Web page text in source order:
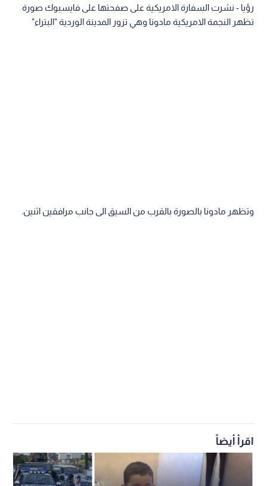
رؤيا - نشرت السفارة الامريكية على صفحتها على فايسبوك صورة
تظهر النجمة الامريكية مادونا وهي تزور المدينة الوردية "البتراء"
وتظهر مادونا بالصورة بالقرب من السيق الى جانب مرافقين اثنين.
اقرأ أيضاً